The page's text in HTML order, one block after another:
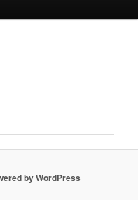
by WordPress